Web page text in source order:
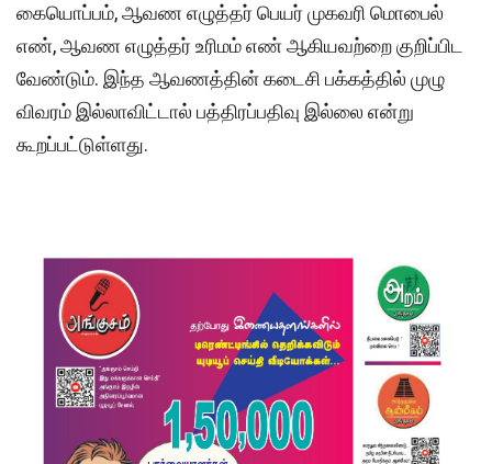
கையொப்பம், ஆவண எழுத்தர் பெயர் முகவரி மொபைல்
எண், ஆவண எழுத்தர் உரிமம் எண் ஆகியவற்றை குறிப்பிட
வேண்டும். இந்த ஆவணத்தின் கடைசி பக்கத்தில் முழு
விவரம் இல்லாவிட்டால் பத்திரப்பதிவு இல்லை என்று
கூறப்பட்டுள்ளது.